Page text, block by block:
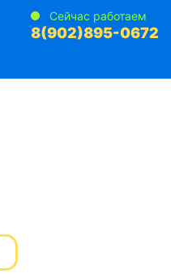
Сейчас работаем
8(902)895-0672